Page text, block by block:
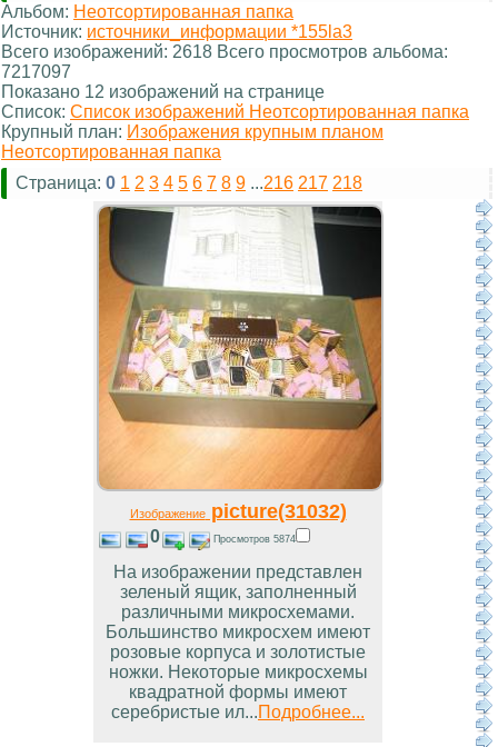
Альбом: Неотсортированная папка
Источник: источники_информации *155la3
Всего изображений: 2618 Всего просмотров альбома:
7217097
Показано 12 изображений на странице
Список: Список изображений Неотсортированная папка
Крупный план: Изображения крупным планом
Неотсортированная папка
Страница: 0 1 2 3 4 5 6 7 8 9 ...216 217 218
Изображениеpicture(31032)
0 Просмотров 5874
На изображении представлен
зеленый ящик, заполненный
различными микросхемами.
Большинство микросхем имеют
розовые корпуса и золотистые
ножки. Некоторые микросхемы
квадратной формы имеют
серебристые ил...Подробнее...